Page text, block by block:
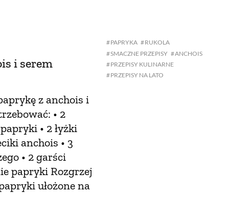
i serem
z anchois i
• 2
• 2 łyżki
anchois • 3
• 2 garści
papryki Rozgrzej
ułożone na
PAPRYKA
RUKOLA
SMACZNE PRZEPISY
ANCHOIS
PRZEPISY KULINARNE
PRZEPISY NA LATO
APTECZKA
RZEMIOSŁO
ZUPY
INNE